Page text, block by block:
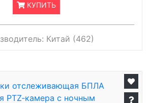
КУПИТЬ
Китай (462)